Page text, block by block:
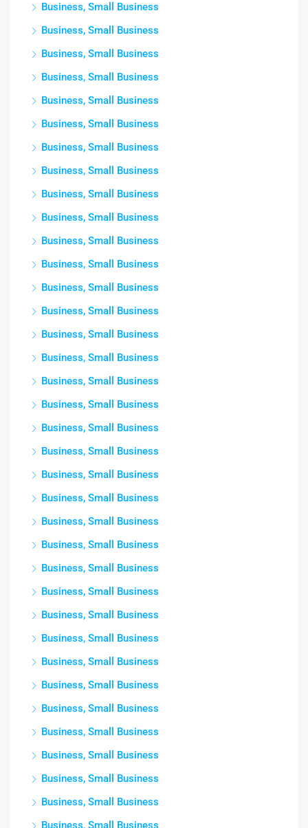
Business, Small Business
Business, Small Business
Business, Small Business
Business, Small Business
Business, Small Business
Business, Small Business
Business, Small Business
Business, Small Business
Business, Small Business
Business, Small Business
Business, Small Business
Business, Small Business
Business, Small Business
Business, Small Business
Business, Small Business
Business, Small Business
Business, Small Business
Business, Small Business
Business, Small Business
Business, Small Business
Business, Small Business
Business, Small Business
Business, Small Business
Business, Small Business
Business, Small Business
Business, Small Business
Business, Small Business
Business, Small Business
Business, Small Business
Business, Small Business
Business, Small Business
Business, Small Business
Business, Small Business
Business, Small Business
Business, Small Business
Business, Small Business